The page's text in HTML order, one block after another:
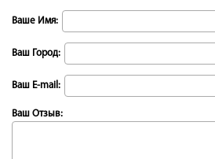
Ваше Имя:
Ваш Город:
Ваш E-mail:
Ваш Отзыв: